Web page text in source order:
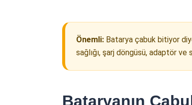
Önemli: Batarya çabuk bitiyor
sağlığı, şarj döngüsü, adaptör
Bataryanın